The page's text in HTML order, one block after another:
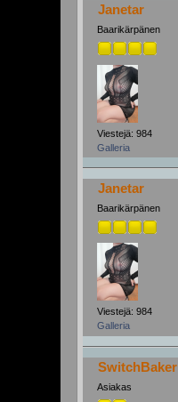
Janetar
Baarikärpänen
Viestejä: 984
Galleria
Janetar
Baarikärpänen
Viestejä: 984
Galleria
SwitchBaker
Asiakas